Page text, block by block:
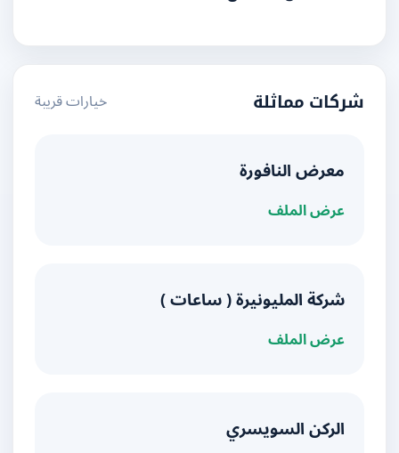
شركات مماثلة خيارات قريبة
معرض النافورة
عرض الملف
شركة المليونيرة ( ساعات )
عرض الملف
الركن السويسري